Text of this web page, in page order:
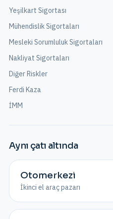
Yeşilkart Sigortası
Mühendislik Sigortaları
Mesleki Sorumluluk Sigortaları
Nakliyat Sigortaları
Diğer Riskler
Ferdi Kaza
İMM
Aynı çatı altında
Otomerkezi
İkinci el araç pazarı